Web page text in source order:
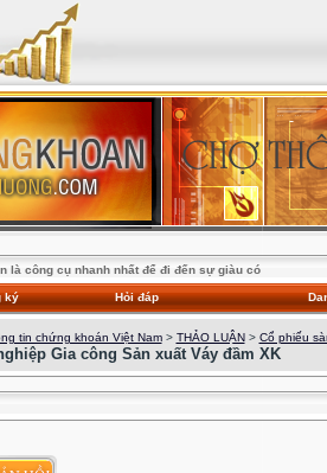
là công cụ nhanh nhất để đi đến sự giàu có
ký Hỏi đáp
tin chứng khoán Việt Nam > THẢO LUẬN > Cổ phiếu
Gia công Sản xuất Váy đầm XK